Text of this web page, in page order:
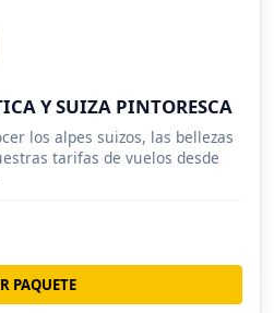
Y SUIZA PINTORESCA
los alpes suizos, las bellezas
tarifas de vuelos desde
PAQUETE